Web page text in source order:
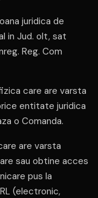
juridica de
in Jud. olt, sat
Reg. Com
care are varsta
entitate juridica
o Comanda.
are varsta
sau obtine acces
pus la
(electronic,